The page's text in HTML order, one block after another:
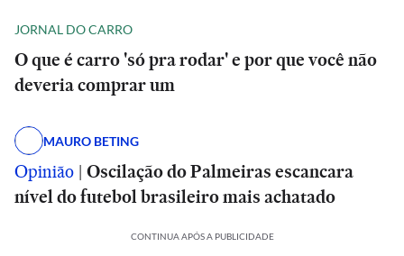
JORNAL DO CARRO
O que é carro 'só pra rodar' e por que você não
deveria comprar um
MAURO BETING
Opinião | Oscilação do Palmeiras escancara
nível do futebol brasileiro mais achatado
CONTINUA APÓS A PUBLICIDADE